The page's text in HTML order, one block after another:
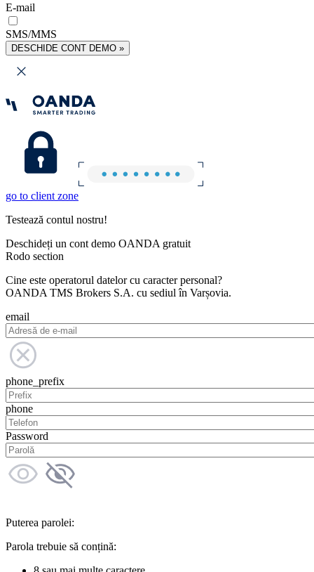
E-mail
SMS/MMS
DESCHIDE CONT DEMO »
go to client zone
Testează contul nostru!
Deschideți un cont demo OANDA gratuit
Rodo section
Cine este operatorul datelor cu caracter personal?
OANDA TMS Brokers S.A. cu sediul în Varșovia.
email
phone_prefix
phone
Password
Puterea parolei:
Parola trebuie să conțină: